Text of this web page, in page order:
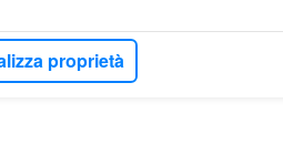
proprietà